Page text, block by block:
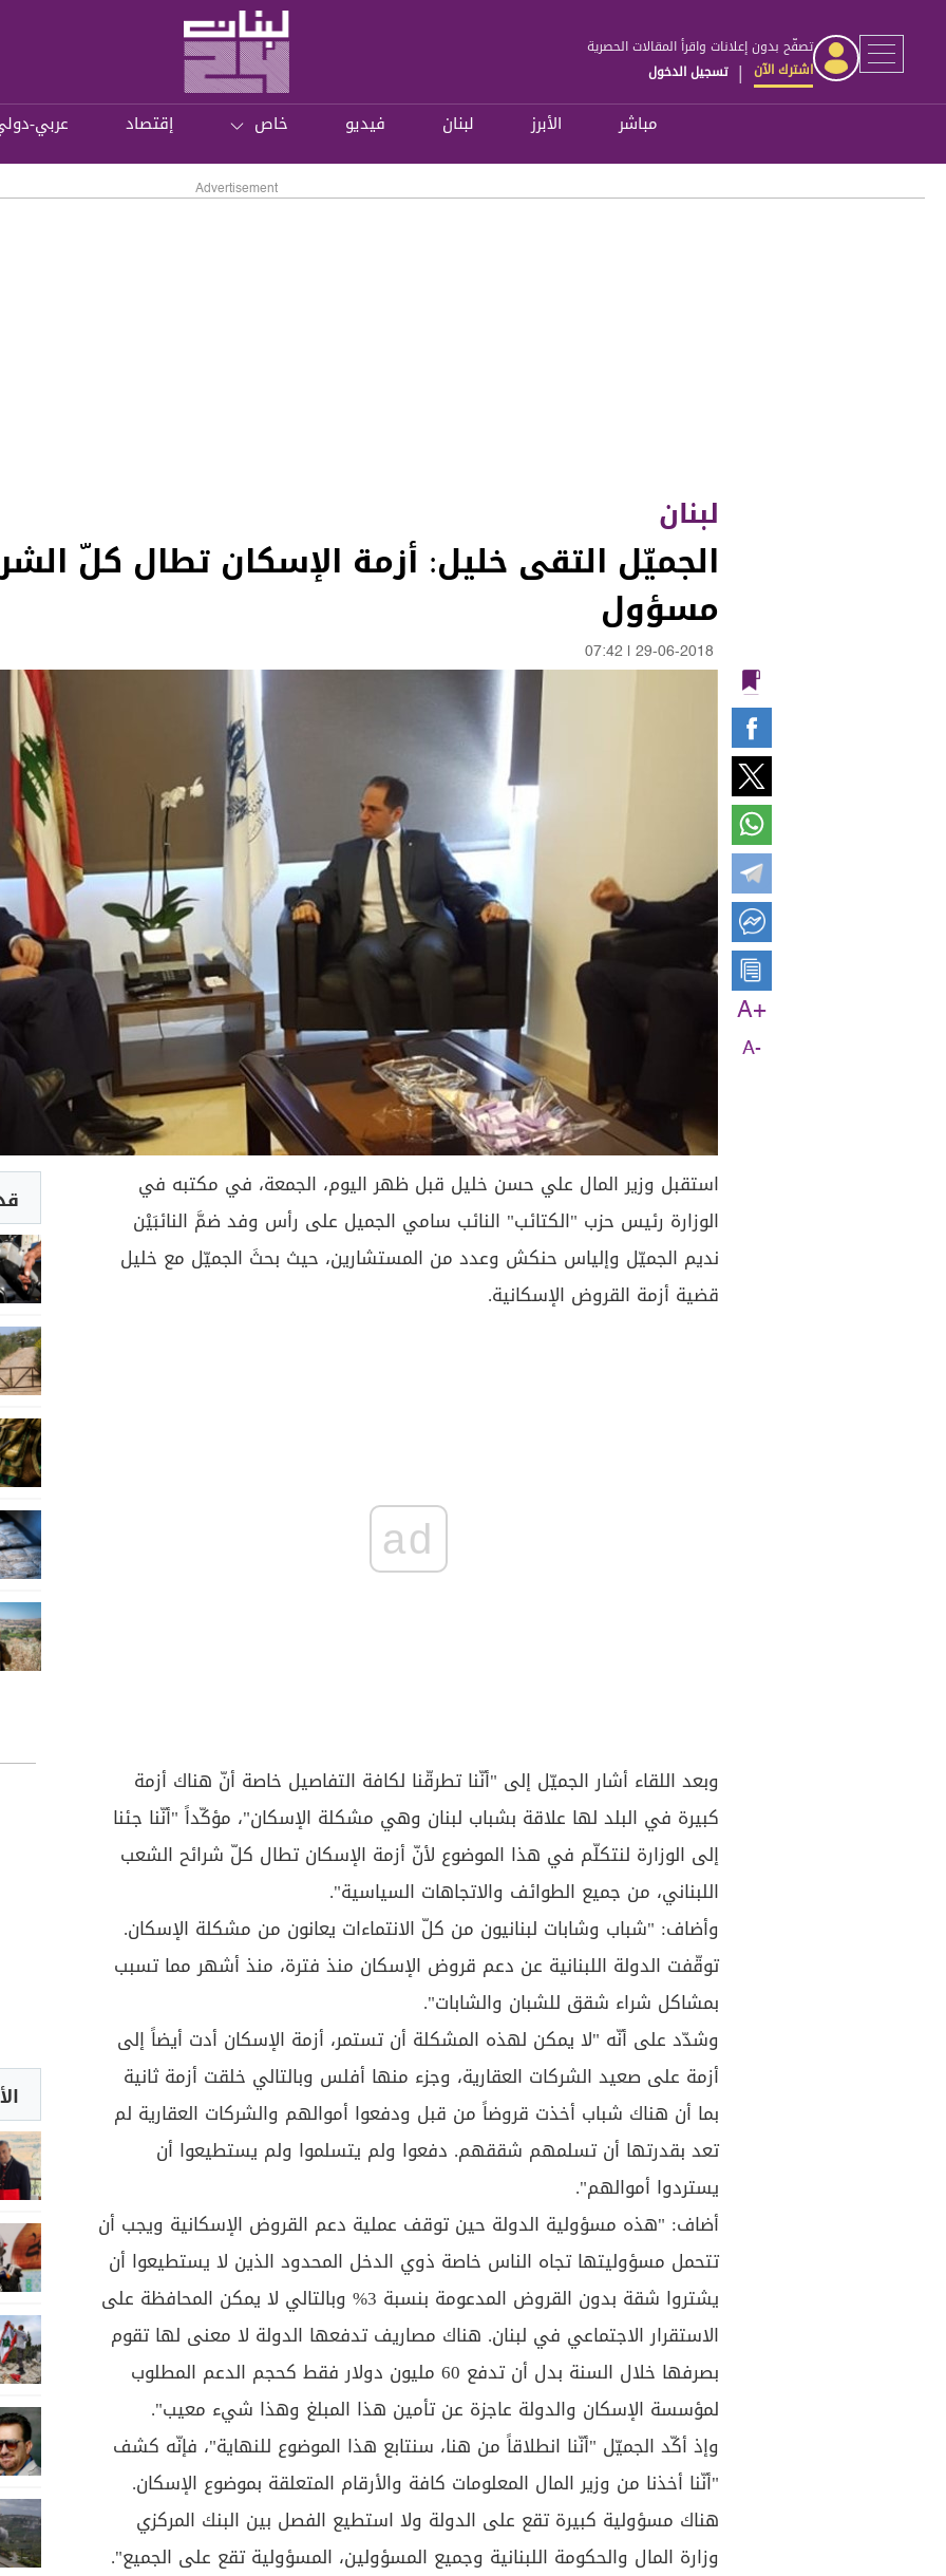
تصفّح بدون إعلانات واقرأ المقالات الحصرية
اشترك الآن | تسجيل الدخول
مباشر الأبرز لبنان فيديو خاص إقتصاد عربي-
Advertisement
لبنان
الجميّل التقى خليل: أزمة الإسكان تطال كلّ
مسؤول
29-06-2018
07:42
A+
A-
استقبل وزير المال علي حسن خليل قبل ظهر اليوم، الجمعة، في مكتبه في
الوزارة رئيس حزب "الكتائب" النائب سامي الجميل على رأس وفد ضمَّ النائبَيْن
نديم الجميّل وإلياس حنكش وعدد من المستشارين، حيث بحثَ الجميّل مع خليل
قضية أزمة القروض الإسكانية.
ad
وبعد اللقاء أشار الجميّل إلى "أنّنا تطرقّنا لكافة التفاصيل خاصة أنّ هناك أزمة
كبيرة في البلد لها علاقة بشباب لبنان وهي مشكلة الإسكان"، مؤكّداً "أنّنا جئنا
إلى الوزارة لنتكلّم في هذا الموضوع لأنّ أزمة الإسكان تطال كلّ شرائح الشعب
اللبناني، من جميع الطوائف والاتجاهات السياسية".
وأضاف: "شباب وشابات لبنانيون من كلّ الانتماءات يعانون من مشكلة الإسكان.
توقّفت الدولة اللبنانية عن دعم قروض الإسكان منذ فترة، منذ أشهر مما تسبب
بمشاكل شراء شقق للشبان والشابات".
وشدّد على أنّه "لا يمكن لهذه المشكلة أن تستمر، أزمة الإسكان أدت أيضاً إلى
أزمة على صعيد الشركات العقارية، وجزء منها أفلس وبالتالي خلقت أزمة ثانية
بما أن هناك شباب أخذت قروضاً من قبل ودفعوا أموالهم والشركات العقارية لم
تعد بقدرتها أن تسلمهم شققهم. دفعوا ولم يتسلموا ولم يستطيعوا أن
يستردوا أموالهم".
أضاف: "هذه مسؤولية الدولة حين توقف عملية دعم القروض الإسكانية ويجب أن
تتحمل مسؤوليتها تجاه الناس خاصة ذوي الدخل المحدود الذين لا يستطيعوا أن
يشتروا شقة بدون القروض المدعومة بنسبة 3% وبالتالي لا يمكن المحافظة على
الاستقرار الاجتماعي في لبنان. هناك مصاريف تدفعها الدولة لا معنى لها تقوم
بصرفها خلال السنة بدل أن تدفع 60 مليون دولار فقط كحجم الدعم المطلوب
لمؤسسة الإسكان والدولة عاجزة عن تأمين هذا المبلغ وهذا شيء معيب".
وإذ أكّد الجميّل "أنّنا انطلاقاً من هنا، سنتابع هذا الموضوع للنهاية"، فإنّه كشف
"أنّنا أخذنا من وزير المال المعلومات كافة والأرقام المتعلقة بموضوع الإسكان.
هناك مسؤولية كبيرة تقع على الدولة ولا استطيع الفصل بين البنك المركزي
وزارة المال والحكومة اللبنانية وجميع المسؤولين، المسؤولية تقع على الجميع".